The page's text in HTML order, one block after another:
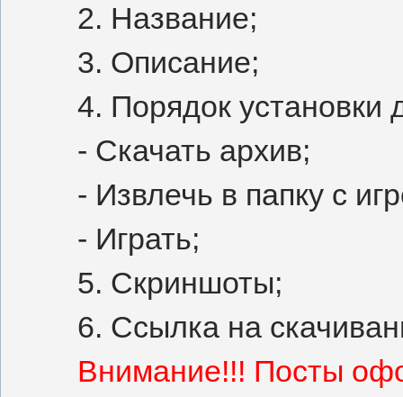
2. Название;
3. Описание;
4. Порядок установки
- Скачать архив;
- Извлечь в папку с
- Играть;
5. Скриншоты;
6. Ссылка на
Внимание!!! Посты